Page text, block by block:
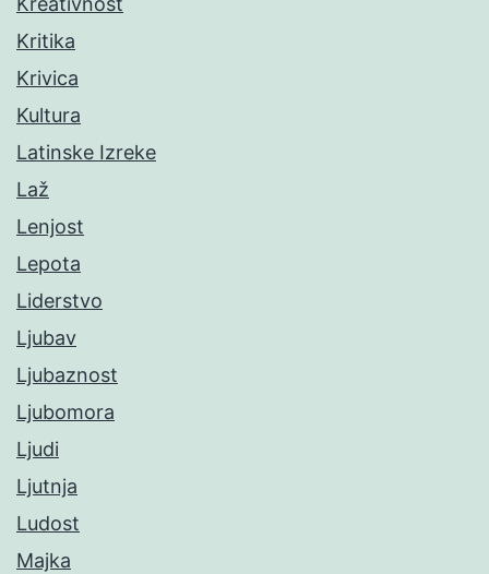
Kritika
Krivica
Kultura
Latinske Izreke
Laž
Lenjost
Lepota
Liderstvo
Ljubav
Ljubaznost
Ljubomora
Ljudi
Ljutnja
Ludost
Majka